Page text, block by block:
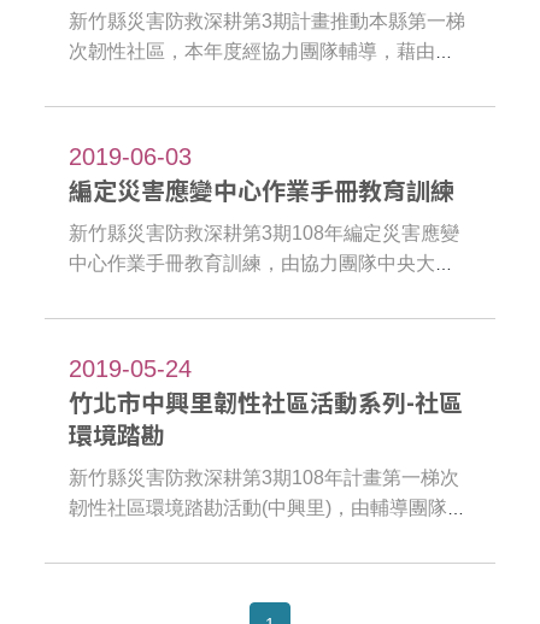
新竹縣災害防救深耕第3期計畫推動本縣第一梯
次韌性社區，本年度經協力團隊輔導，藉由本
分享給本縣各鄉鎮市公所，推廣社區自主防災
各社區村里投入參與。
2019-06-03
編定災害應變中心作業手冊教育訓練
新竹縣災害防救深耕第3期108年編定災害應變
中心作業手冊教育訓練，由協力團隊中央大學
化各局處自主編定適合之災害應變中心作業內
率。
2019-05-24
竹北市中興里韌性社區活動系列-社區
環境踏勘
新竹縣災害防救深耕第3期108年計畫第一梯次
韌性社區環境踏勘活動(中興里)，由輔導團隊中
踏勘，調查、分析社區容易致災地點、安全場
域、避難路線、避難收容所、社區資源點、需